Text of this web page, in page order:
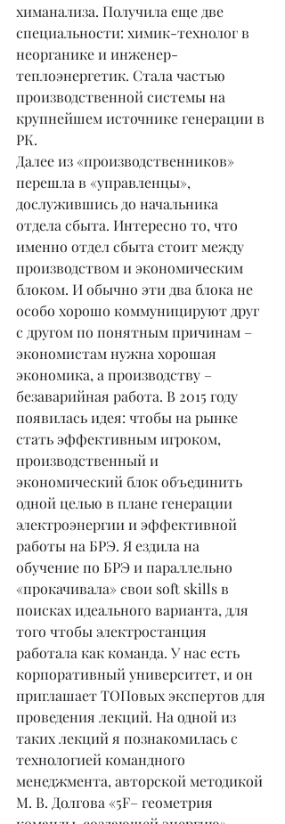
химанализа. Получила еще две
специальности: химик-технолог в
неорганике и инженер-
теплоэнергетик. Стала частью
производственной системы на
крупнейшем источнике генерации в
РК.
Далее из «производственников»
перешла в «управленцы»,
дослужившись до начальника
отдела сбыта. Интересно то, что
именно отдел сбыта стоит между
производством и экономическим
блоком. И обычно эти два блока не
особо хорошо коммуницируют друг
с другом по понятным причинам –
экономистам нужна хорошая
экономика, а производству –
безаварийная работа. В 2015 году
появилась идея: чтобы на рынке
стать эффективным игроком,
производственный и
экономический блок объединить
одной целью в плане генерации
электроэнергии и эффективной
работы на БРЭ. Я ездила на
обучение по БРЭ и параллельно
«прокачивала» свои soft skills в
поисках идеального варианта, для
того чтобы электростанция
работала как команда. У нас есть
корпоративный университет, и он
приглашает ТОПовых экспертов для
проведения лекций. На одной из
таких лекций я познакомилась с
технологией командного
менеджмента, авторской методикой
М. В. Долгова «5F– геометрия